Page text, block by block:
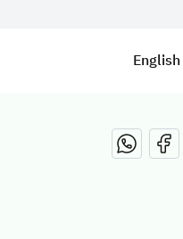
English